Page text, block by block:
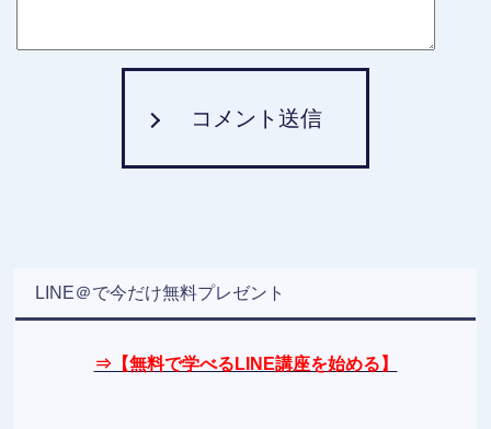
コメント送信
LINE＠で今だけ無料プレゼント
⇒【無料で学べるLINE講座を始める】